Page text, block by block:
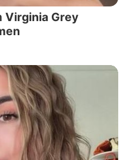
Virginia Grey